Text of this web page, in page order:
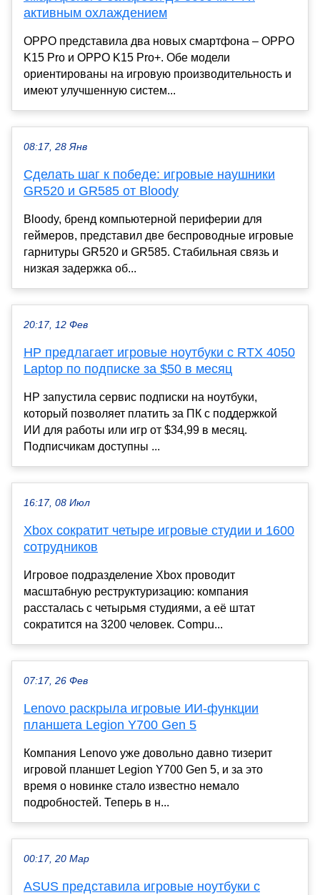
активным охлаждением
OPPO представила два новых смартфона – OPPO
K15 Pro и OPPO K15 Pro+. Обе модели
ориентированы на игровую производительность и
имеют улучшенную систем...
08:17, 28 Янв
Сделать шаг к победе: игровые наушники
GR520 и GR585 от Bloody
Bloody, бренд компьютерной периферии для
геймеров, представил две беспроводные игровые
гарнитуры GR520 и GR585. Стабильная связь и
низкая задержка об...
20:17, 12 Фев
HP предлагает игровые ноутбуки с RTX 4050
Laptop по подписке за $50 в месяц
HP запустила сервис подписки на ноутбуки,
который позволяет платить за ПК с поддержкой
ИИ для работы или игр от $34,99 в месяц.
Подписчикам доступны ...
16:17, 08 Июл
Xbox сократит четыре игровые студии и 1600
сотрудников
Игровое подразделение Xbox проводит
масштабную реструктуризацию: компания
рассталась с четырьмя студиями, а её штат
сократится на 3200 человек. Compu...
07:17, 26 Фев
Lenovo раскрыла игровые ИИ-функции
планшета Legion Y700 Gen 5
Компания Lenovo уже довольно давно тизерит
игровой планшет Legion Y700 Gen 5, и за это
время о новинке стало известно немало
подробностей. Теперь в н...
00:17, 20 Мар
ASUS представила игровые ноутбуки с